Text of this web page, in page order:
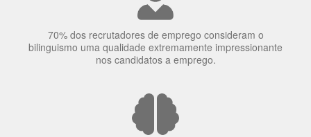
70% dos recrutadores de emprego consideram o
bilinguismo uma qualidade extremamente impressionante
nos candidatos a emprego.